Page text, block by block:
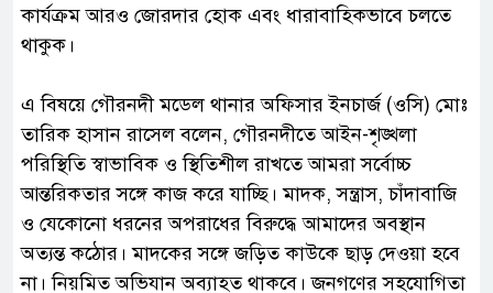
কার্যক্রম আরও জোরদার হোক এবং ধারাবাহিকভাবে চলতে
থাকুক।
‎এ বিষয়ে গৌরনদী মডেল থানার অফিসার ইনচার্জ (ওসি) মোঃ
তারিক হাসান রাসেল বলেন, গৌরনদীতে আইন-শৃঙ্খলা
পরিস্থিতি স্বাভাবিক ও স্থিতিশীল রাখতে আমরা সর্বোচ্চ
আন্তরিকতার সঙ্গে কাজ করে যাচ্ছি। মাদক, সন্ত্রাস, চাঁদাবাজি
ও যেকোনো ধরনের অপরাধের বিরুদ্ধে আমাদের অবস্থান
অত্যন্ত কঠোর। মাদকের সঙ্গে জড়িত কাউকে ছাড় দেওয়া হবে
না। নিয়মিত অভিযান অব্যাহত থাকবে। জনগণের সহযোগিতা